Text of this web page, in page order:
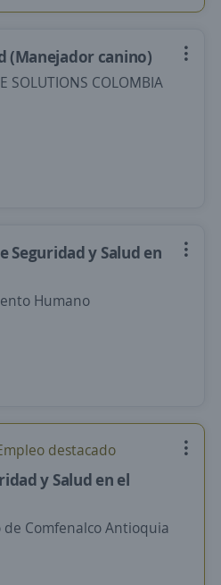
(Manejador canino)
SOLUTIONS COLOMBIA
Seguridad y Salud en
Humano
destacado
y Salud en el
de Comfenalco Antioquia